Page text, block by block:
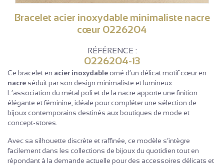
Bracelet acier inoxydable minimaliste nacre
cœur 0226204
RÉFÉRENCE :
0226204-13
Ce bracelet en acier inoxydableorné d’un délicat motif cœur en
nacre séduit par son design minimaliste et lumineux.
L’association du métal poli et de la nacre apporte une finition
élégante et féminine, idéale pour compléter une sélection de
bijoux contemporains destinés aux boutiques de mode et
concept-stores.
Avec sa silhouette discrète et raffinée, ce modèle s’intègre
facilement dans les collections de bijoux du quotidien tout en
répondant à la demande actuelle pour des accessoires délicats et